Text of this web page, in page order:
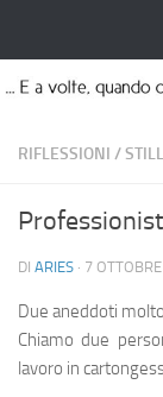
RIFLESSIONI /
DI ARIES · 7
Due aneddoti
Chiamo due
lavoro in